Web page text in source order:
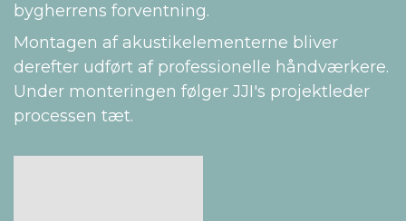
bygherrens forventning.
Montagen af akustikelementerne bliver
derefter udført af professionelle håndværkere.
Under monteringen følger JJI's projektleder
processen tæt.